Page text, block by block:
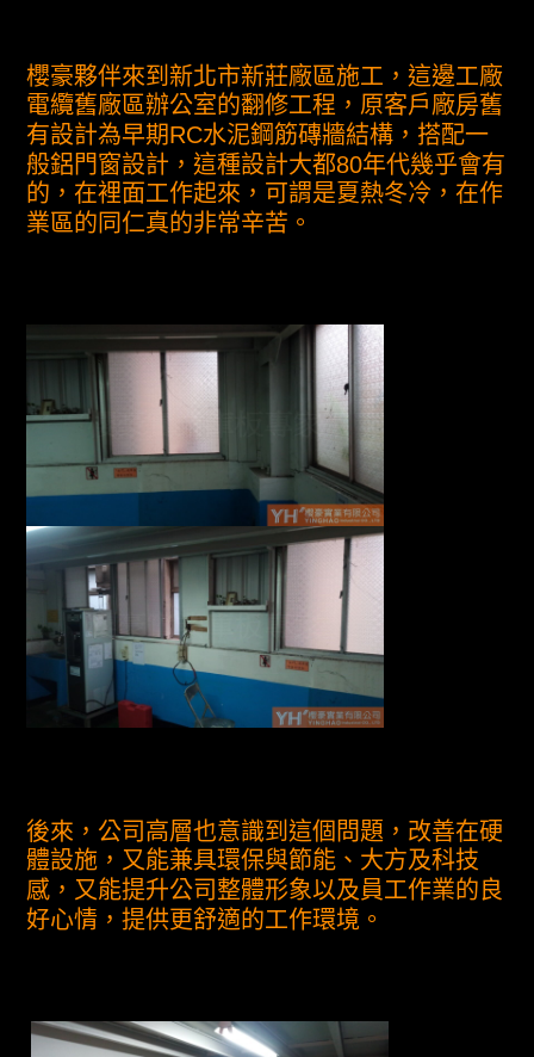
櫻豪夥伴來到新北市新莊廠區施工，這邊工廠
電纜舊廠區辦公室的翻修工程，原客戶廠房舊
有設計為早期RC水泥鋼筋磚牆結構，搭配一
般鋁門窗設計，這種設計大都80年代幾乎會有
的，在裡面工作起來，可謂是夏熱冬冷，在作
業區的同仁真的非常辛苦。
後來，公司高層也意識到這個問題，改善在硬
體設施，又能兼具環保與節能、大方及科技
感，又能提升公司整體形象以及員工作業的良
好心情，提供更舒適的工作環境。